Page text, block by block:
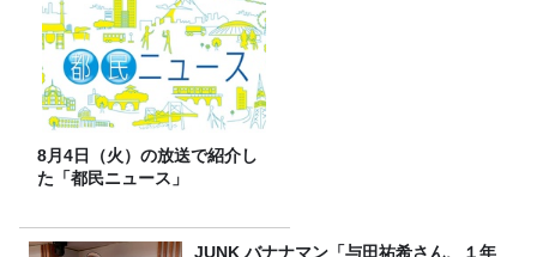
8月4日（火）の放送で紹介し
た「都民ニュース」
JUNK バナナマン「与田祐希さん、１年